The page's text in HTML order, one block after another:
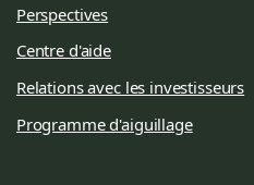
Perspectives
Centre d'aide
Relations avec les investisseurs
Programme d'aiguillage